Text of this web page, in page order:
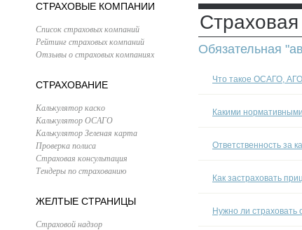
СТРАХОВЫЕ КОМПАНИИ
Список страховых компаний
Рейтинг страховых компаний
Отзывы о страховых компаниях
СТРАХОВАНИЕ
Калькулятор каско
Калькулятор ОСАГО
Калькулятор Зеленая карта
Проверка полиса
Страховая консультация
Тендеры по страхованию
ЖЕЛТЫЕ СТРАНИЦЫ
Страховой надзор
Страховая
Обязательная
Что такое ОСАГО,
Какими
Ответственность за
Как застраховать
Нужно ли страховать